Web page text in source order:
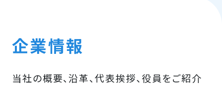
企業情報
当社の概要、沿革、代表挨拶、役員をご紹介